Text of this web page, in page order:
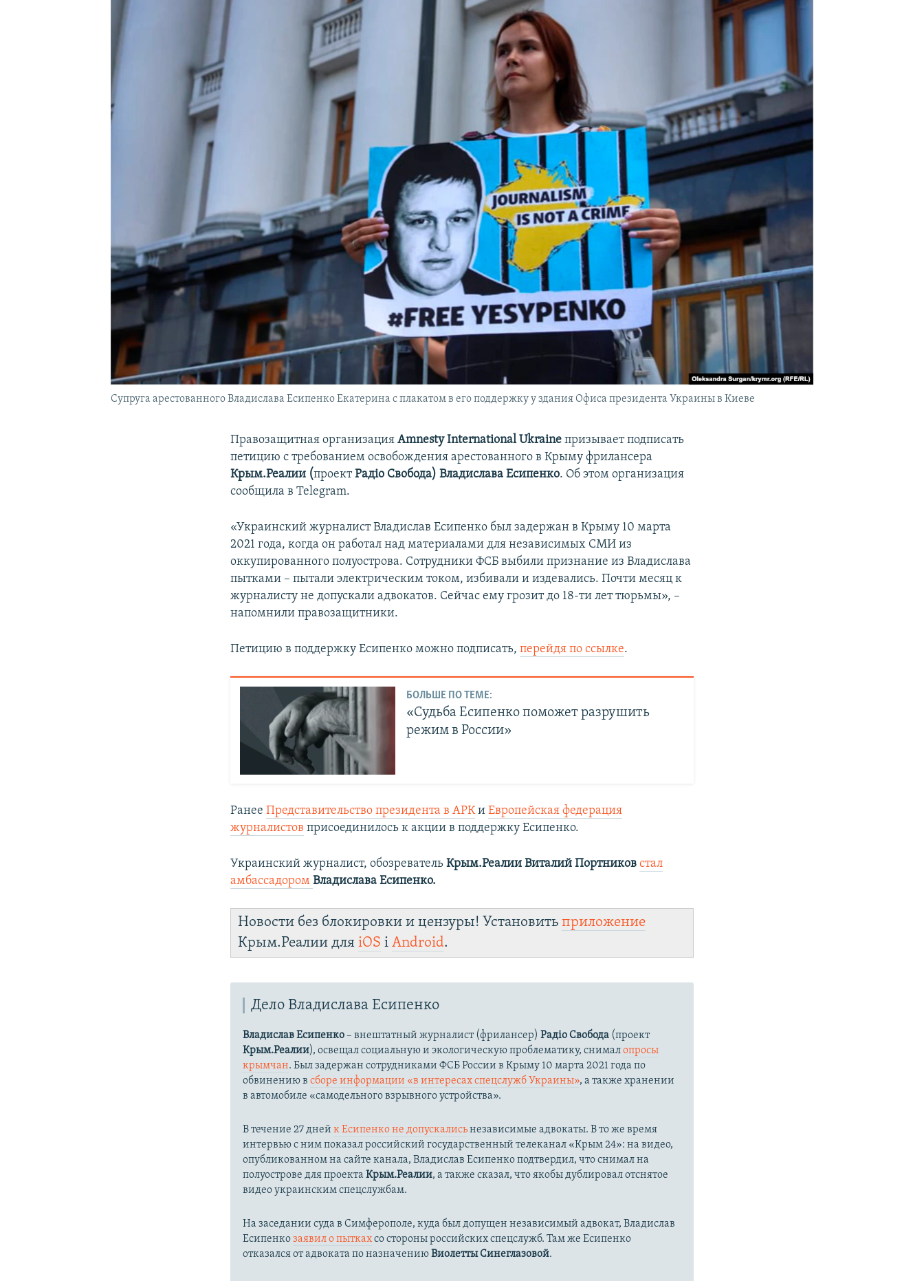
Супруга арестованного Владислава Есипенко Екатерина с плакатом в его поддержку у здания Офиса президента Украины в Киеве
Правозащитная организацияAmnesty International Ukraine призывает подписать
петицию с требованием освобождения арестованного в Крыму фрилансера
Крым.Реалии (проектРадіо Свобода) Владислава Есипенко. Об этом организация
сообщила в Telegram.
«Украинский журналист Владислав Есипенко был задержан в Крыму 10 марта
2021 года, когда он работал над материалами для независимых СМИ из
оккупированного полуострова. Сотрудники ФСБ выбили признание из Владислава
пытками – пытали электрическим током, избивали и издевались. Почти месяц к
журналисту не допускали адвокатов. Сейчас ему грозит до 18-ти лет тюрьмы», –
напомнили правозащитники.
Петицию в поддержку Есипенко можно подписать,перейдя по ссылке.
БОЛЬШЕ ПО ТЕМЕ:
«Судьба Есипенко поможет разрушить
режим в России»
РанееПредставительство президента в АРКиЕвропейская федерация
журналистов присоединилось к акции в поддержку Есипенко.
Украинский журналист, обозревательКрым.Реалии Виталий Портниковстал
амбассадоромВладислава Есипенко.
Новости без блокировки и цензуры! Установитьприложение
Крым.Реалии дляiOS іAndroid.
Дело Владислава Есипенко
Владислав Есипенко– внештатный журналист (фрилансер)Радіо Свобода (проект
Крым.Реалии), освещал социальную и экологическую проблематику, снималопросы
крымчан. Был задержан сотрудниками ФСБ России в Крыму 10 марта 2021 года по
обвинению всборе информации «в интересах спецслужб Украины», а также хранении
в автомобиле «самодельного взрывного устройства».
В течение 27 днейк Есипенко не допускалисьнезависимые адвокаты. В то же время
интервью с ним показал российский государственный телеканал «Крым 24»: на видео,
опубликованном на сайте канала, Владислав Есипенко подтвердил, что снимал на
полуострове для проектаКрым.Реалии, а также сказал, что якобы дублировал отснятое
видео украинским спецслужбам.
На заседании суда в Симферополе, куда был допущен независимый адвокат, Владислав
Есипенкозаявил о пыткахсо стороны российских спецслужб. Там же Есипенко
отказался от адвоката по назначениюВиолетты Синеглазовой.